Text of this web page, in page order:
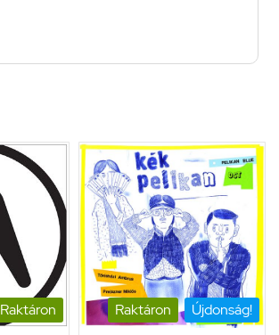
Raktáron Raktáron Újdonság!